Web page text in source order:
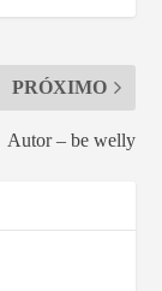
PRÓXIMO
Autor – be welly